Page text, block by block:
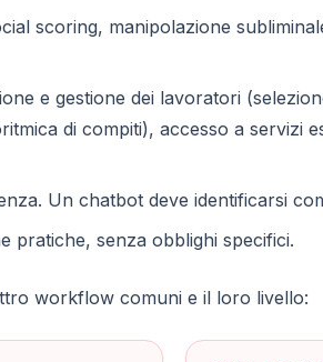
scoring, manipolazione
e gestione dei lavoratori
di compiti), accesso a servizi
Un chatbot deve identificarsi
pratiche, senza obblighi specifici.
workflow comuni e il loro livello: